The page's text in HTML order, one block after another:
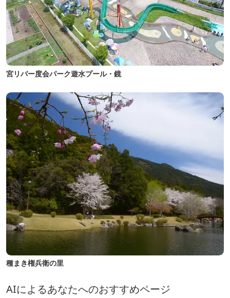
宮リバー度会パーク遊水プール・鏡
種まき権兵衛の里
AIによるあなたへのおすすめページ